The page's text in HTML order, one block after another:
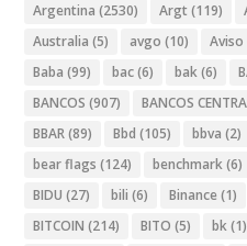
Argentina (2530) Argt (119)
Australia (5) avgo (10) Aviso
Baba (99) bac(6) bak(6)
BANCOS (907) BANCOS
BBAR(89) Bbd (105) bbva (2)
bear flags (124) benchmark(6)
BIDU (27) bili (6) Binance (1)
BITCOIN (214) BITO (5) bk(1)